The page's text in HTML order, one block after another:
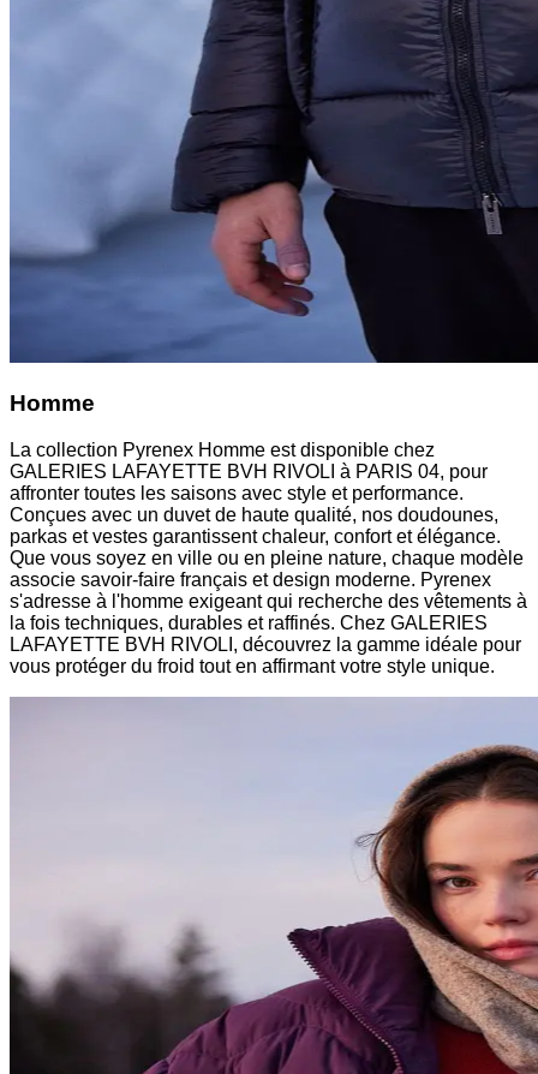
Homme
La collection Pyrenex Homme est disponible chez
GALERIES LAFAYETTE BVH RIVOLI à PARIS 04, pour
affronter toutes les saisons avec style et performance.
Conçues avec un duvet de haute qualité, nos doudounes,
parkas et vestes garantissent chaleur, confort et élégance.
Que vous soyez en ville ou en pleine nature, chaque modèle
associe savoir-faire français et design moderne. Pyrenex
s'adresse à l'homme exigeant qui recherche des vêtements à
la fois techniques, durables et raffinés. Chez GALERIES
LAFAYETTE BVH RIVOLI, découvrez la gamme idéale pour
vous protéger du froid tout en affirmant votre style unique.